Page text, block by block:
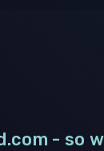
- so